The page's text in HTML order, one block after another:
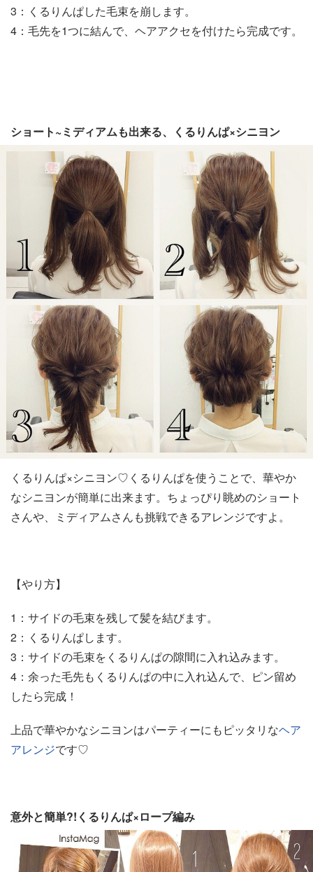
3：くるりんぱした毛束を崩します。
4：毛先を1つに結んで、ヘアアクセを付けたら完成です。
ショート~ミディアムも出来る、くるりんぱ×シニヨン
くるりんぱ×シニヨン♡くるりんぱを使うことで、華やか
なシニヨンが簡単に出来ます。ちょっぴり眺めのショート
さんや、ミディアムさんも挑戦できるアレンジですよ。
【やり方】
1：サイドの毛束を残して髪を結びます。
2：くるりんぱします。
3：サイドの毛束をくるりんぱの隙間に入れ込みます。
4：余った毛先もくるりんぱの中に入れ込んで、ピン留め
したら完成！
上品で華やかなシニヨンはパーティーにもピッタリなヘア
アレンジです♡
意外と簡単?!くるりんぱ×ロープ編み